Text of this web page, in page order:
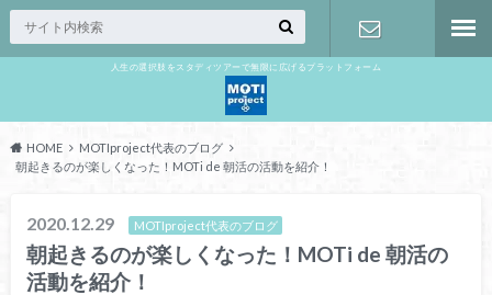
人生の選択肢をスタディツアーで無限に広げるプラットフォーム
HOME
MOTIproject代表のブログ
朝起きるのが楽しくなった！MOTi de 朝活の活動を紹介！
2020.12.29 MOTIproject代表のブログ
朝起きるのが楽しくなった！MOTi de 朝活の
活動を紹介！